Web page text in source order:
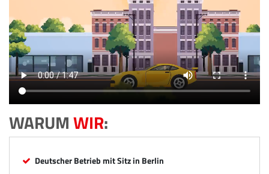
WARUMWIR:
Deutscher Betrieb mit Sitz in Berlin